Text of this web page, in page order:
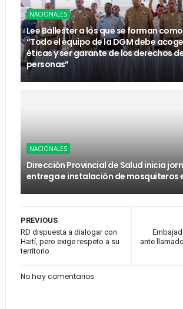
NACIONALES
Lee Ballester a los que se forman
“Todo el equipo de la DGM debe
éticas y ser garante de los derechos
personas”
NACIONALES
Dirección Provincial de Salud inicia
entrega e instalación de mosquiteros
ante
PREVIOUS
RD dispuesta a dialogar con
Haití, pero exige respeto a su
territorio
No hay comentarios.